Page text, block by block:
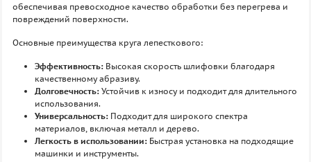
обеспечивая превосходное качество обработки без перегрева и
повреждений поверхности.
Основные преимущества круга лепесткового:
Эффективность: Высокая скорость шлифовки благодаря
качественному абразиву.
Долговечность: Устойчив к износу и подходит для длительного
использования.
Универсальность: Подходит для широкого спектра
материалов, включая металл и дерево.
Легкость в использовании: Быстрая установка на подходящие
машинки и инструменты.